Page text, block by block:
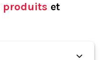
produits et